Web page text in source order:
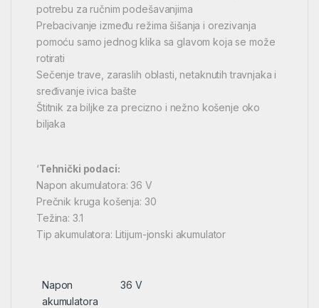
potrebu za ručnim podešavanjima
Prebacivanje između režima šišanja i orezivanja
pomoću samo jednog klika sa glavom koja se može
rotirati
Sečenje trave, zaraslih oblasti, netaknutih travnjaka i
sređivanje ivica bašte
Štitnik za biljke za precizno i nežno košenje oko
biljaka
‘Tehnički podaci:
Napon akumulatora: 36 V
Prečnik kruga košenja: 30
Težina: 3.1
Tip akumulatora: Litijum-jonski akumulator
Napon
akumulatora
36 V